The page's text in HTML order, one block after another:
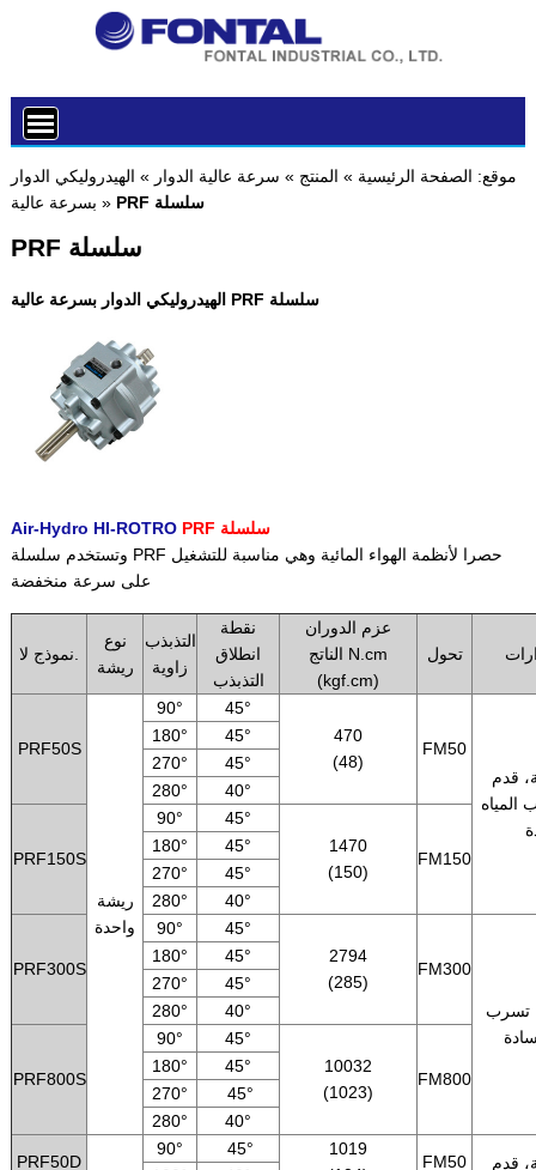
موقع: الصفحة الرئيسية » المنتج » سرعة عالية الدوار » الهيدروليكي الدوار
بسرعة عالية » PRF سلسلة
PRF سلسلة
الهيدروليكي الدوار بسرعة عالية PRF سلسلة
Air-Hydro HI-ROTRO
PRF سلسلة
وتستخدم سلسلة PRF حصرا لأنظمة الهواء المائية وهي مناسبة للتشغيل
على سرعة منخفضة
نوع
ريشة
التذبذب
زاوية
نقطة
انطلاق
التذبذب
عزم الدوران
الناتج N.cm
(kgf.cm)
تحول
PRF50S
ريشة
واحدة
90°
45°
470
(48)
FM50
قدم
المياه
180°
45°
270°
45°
280°
40°
PRF150S
90°
45°
1470
(150)
FM150
180°
45°
270°
45°
280°
40°
PRF300S
90°
45°
2794
(285)
FM300
تسرب
180°
45°
270°
45°
280°
40°
PRF800S
90°
45°
10032
(1023)
FM800
180°
45°
270°
45°
280°
40°
PRF50D
90° 45°
1019
FM50
قدم